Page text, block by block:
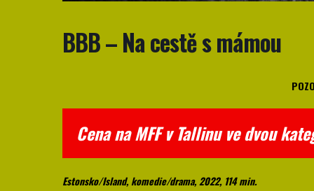
BBB – Na cestě s mámou
Cena na MFF v Tallinu ve dvou
Estonsko/Island, komedie/drama, 2022, 114 min.